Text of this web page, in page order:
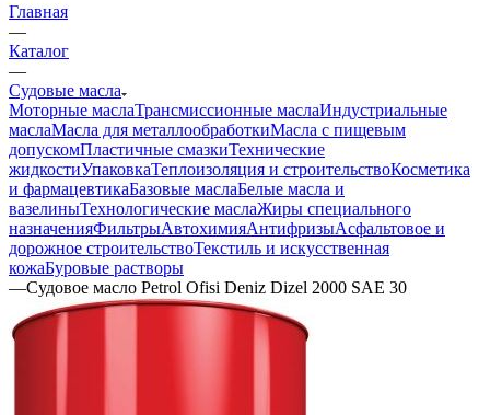
Главная
—
Каталог
—
Судовые масла
Моторные маслаТрансмиссионные маслаИндустриальные
маслаМасла для металлообработкиМасла с пищевым
допускомПластичные смазкиТехнические
жидкостиУпаковкаТеплоизоляция и строительствоКосметика
и фармацевтикаБазовые маслаБелые масла и
вазелиныТехнологические маслаЖиры специального
назначенияФильтрыАвтохимияАнтифризыАсфальтовое и
дорожное строительствоТекстиль и искусственная
кожаБуровые растворы
—Судовое масло Petrol Ofisi Deniz Dizel 2000 SAE 30